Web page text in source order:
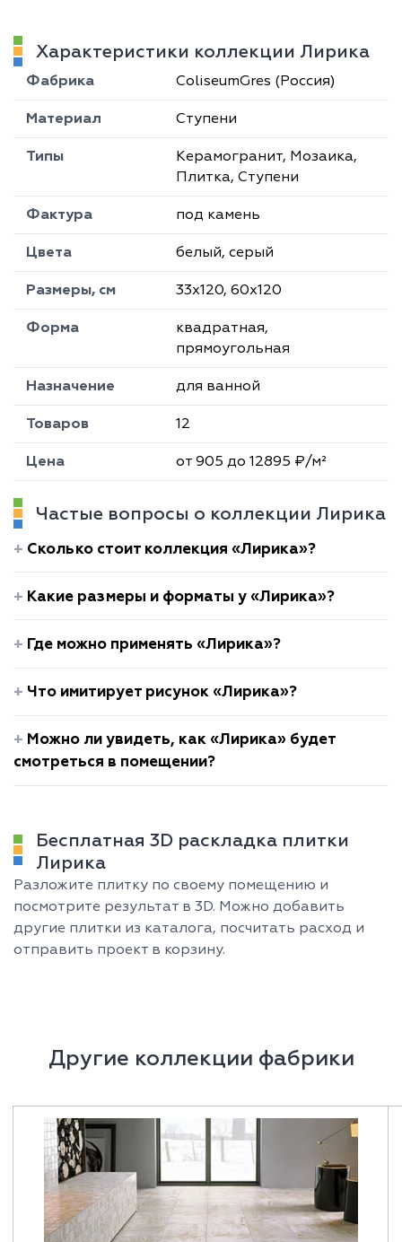
Характеристики коллекции Лирика
Фабрика ColiseumGres (Россия)
Материал Ступени
Типы
Керамогранит, Мозаика,
Плитка, Ступени
Фактура под камень
Цвета белый, серый
Размеры, см 33х120, 60х120
Форма
квадратная,
прямоугольная
Назначение для ванной
Товаров 12
Цена от 905 до 12895 ₽/м²
Частые вопросы о коллекции Лирика
Сколько стоит коллекция «Лирика»?
Какие размеры и форматы у «Лирика»?
Где можно применять «Лирика»?
Что имитирует рисунок «Лирика»?
Можно ли увидеть, как «Лирика» будет
смотреться в помещении?
Бесплатная 3D раскладка плитки
Лирика
Разложите плитку по своему помещению и
посмотрите результат в 3D. Можно добавить
другие плитки из каталога, посчитать расход и
отправить проект в корзину.
Другие коллекции фабрики